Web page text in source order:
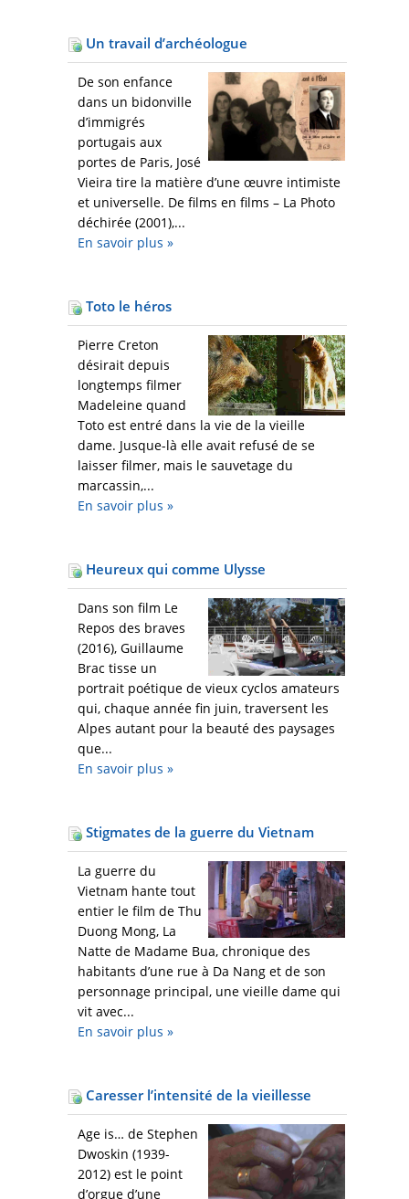
Un travail d’archéologue
De son enfance
dans un bidonville
d’immigrés
portugais aux
portes de Paris, José
Vieira tire la matière d’une œuvre intimiste
et universelle. De films en films – La Photo
déchirée (2001),...
En savoir plus »
Toto le héros
Pierre Creton
désirait depuis
longtemps filmer
Madeleine quand
Toto est entré dans la vie de la vieille
dame. Jusque-là elle avait refusé de se
laisser filmer, mais le sauvetage du
marcassin,...
En savoir plus »
Heureux qui comme Ulysse
Dans son film Le
Repos des braves
(2016), Guillaume
Brac tisse un
portrait poétique de vieux cyclos amateurs
qui, chaque année fin juin, traversent les
Alpes autant pour la beauté des paysages
que...
En savoir plus »
Stigmates de la guerre du Vietnam
La guerre du
Vietnam hante tout
entier le film de Thu
Duong Mong, La
Natte de Madame Bua, chronique des
habitants d’une rue à Da Nang et de son
personnage principal, une vieille dame qui
vit avec...
En savoir plus »
Caresser l’intensité de la vieillesse
Age is… de Stephen
Dwoskin (1939-
2012) est le point
d’orgue d’une